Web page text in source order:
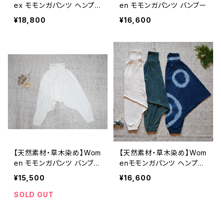
ex モモンガパンツ ヘンプコ
ットン
¥18,800
en モモンガパンツ バンブー
¥16,600
【天然素材・草木染め】Wom
en モモンガパンツ バンブ
ー ナチュラル
¥15,500
SOLD OUT
【天然素材・草木染め】Wom
enモモンガパンツ ヘンプコ
ットンリネン
¥16,600